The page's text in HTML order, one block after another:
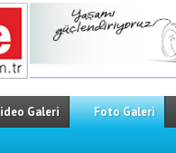
Galeri Foto Galeri